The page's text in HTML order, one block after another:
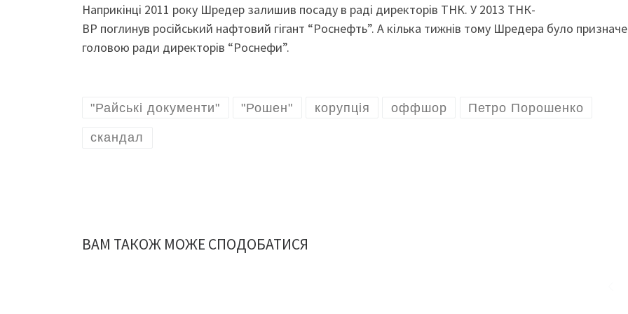
Наприкінці 2011 року Шредер залишив посаду в раді директорів ТНК. У 2013 ТНК-
BP поглинув російський нафтовий гігант “Роснефть”. А кілька тижнів тому Шредера було
головою ради директорів “Роснефи”.
"Райські документи" "Рошен" корупція оффшор Петро Порошенко
скандал
ВАМ ТАКОЖ МОЖЕ СПОДОБАТИСЯ